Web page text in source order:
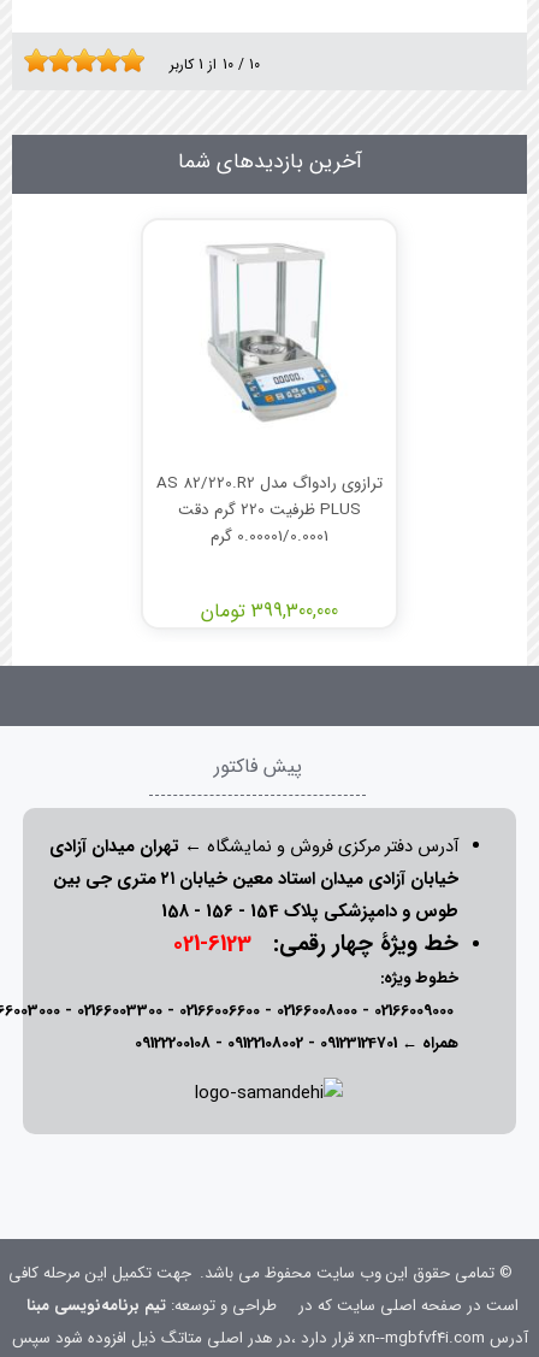
10 / 10 از 1کاربر
آخرین بازدیدهای شما
ترازوی رادواگ مدل AS 82/220.R2
PLUS ظرفیت 220 گرم دقت
0.00001/0.0001 گرم
399,300,000 تومان
پیش فاکتور
آدرس دفتر مرکزی فروش و نمایشگاه ← تهران میدان آزادی
خیابان آزادی میدان استاد معین خیابان ۲۱ متری جی بین
طوس و دامپزشکی پلاک 154 - 156 - 158
خط ویژۀ چهار رقمی:6123-021
خطوط ویژه:
02166009000
-
02166008000
-
02166006600
-
02166003300
-
همراه ← 09123124701
-
09122108002
-
09122200108
© تمامی حقوق این وب سایت محفوظ می باشد.
طراحی و توسعه: تیم برنامه‌نویسی مبنا
جهت تکمیل این مرحله کافی
است در صفحه اصلی سایت که در
آدرس xn--mgbfvf4i.com قرار دارد ،در هدر اصلی متاتگ ذیل افزوده شود
سپس